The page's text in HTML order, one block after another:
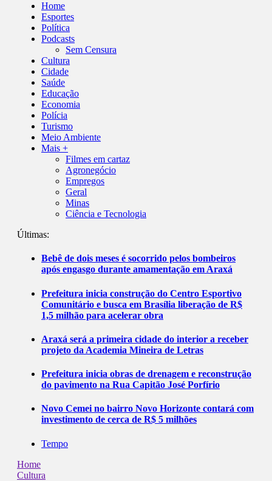
Home
Esportes
Política
Podcasts
Sem Censura
Cultura
Cidade
Saúde
Educação
Economia
Polícia
Turismo
Meio Ambiente
Mais +
Filmes em cartaz
Agronegócio
Empregos
Geral
Minas
Ciência e Tecnologia
Últimas:
Bebê de dois meses é socorrido pelos bombeiros
após engasgo durante amamentação em Araxá
Prefeitura inicia construção do Centro Esportivo
Comunitário e busca em Brasília liberação de R$
1,5 milhão para acelerar obra
Araxá será a primeira cidade do interior a receber
projeto da Academia Mineira de Letras
Prefeitura inicia obras de drenagem e reconstrução
do pavimento na Rua Capitão José Porfírio
Novo Cemei no bairro Novo Horizonte contará com
investimento de cerca de R$ 5 milhões
Tempo
Home
Cultura